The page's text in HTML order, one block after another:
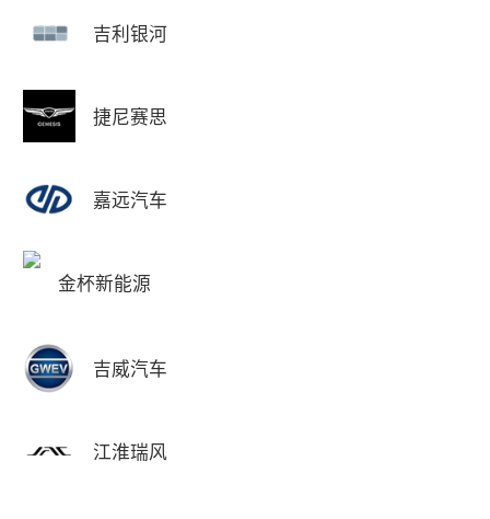
吉利银河
捷尼赛思
嘉远汽车
金杯新能源
吉威汽车
江淮瑞风